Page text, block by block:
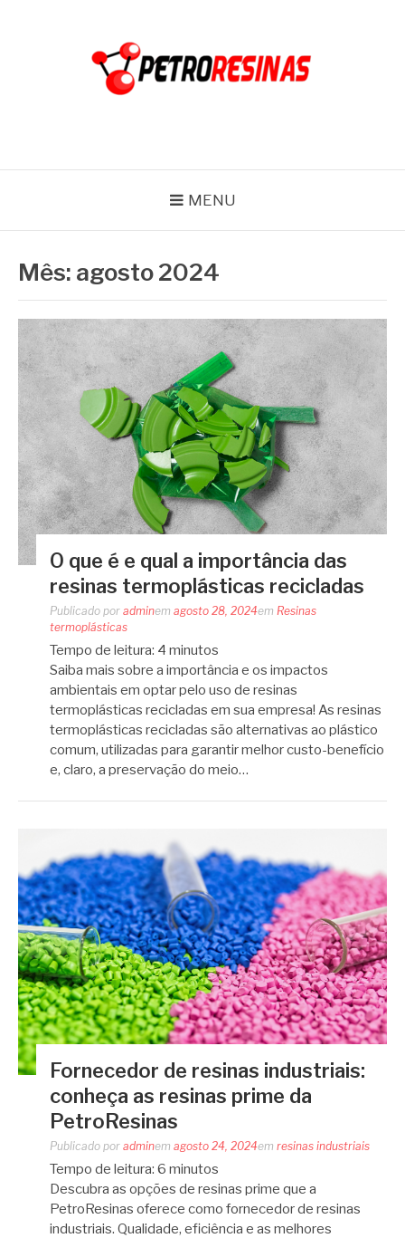
MENU
Mês: agosto 2024
O que é e qual a importância das
resinas termoplásticas recicladas
Publicado por adminem agosto 28, 2024em Resinas
termoplásticas
Tempo de leitura: 4 minutos
Saiba mais sobre a importância e os impactos
ambientais em optar pelo uso de resinas
termoplásticas recicladas em sua empresa! As resinas
termoplásticas recicladas são alternativas ao plástico
comum, utilizadas para garantir melhor custo-benefício
e, claro, a preservação do meio…
Fornecedor de resinas industriais:
conheça as resinas prime da
PetroResinas
Publicado por adminem agosto 24, 2024em resinas industriais
Tempo de leitura: 6 minutos
Descubra as opções de resinas prime que a
PetroResinas oferece como fornecedor de resinas
industriais. Qualidade, eficiência e as melhores